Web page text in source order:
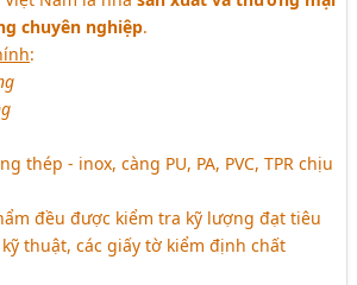
chuyên nghiệp.
:
thép - inox, càng PU, PA, PVC, TPR chịu
đều được kiểm tra kỹ lượng đạt tiêu
thuật, các giấy tờ kiểm định chất